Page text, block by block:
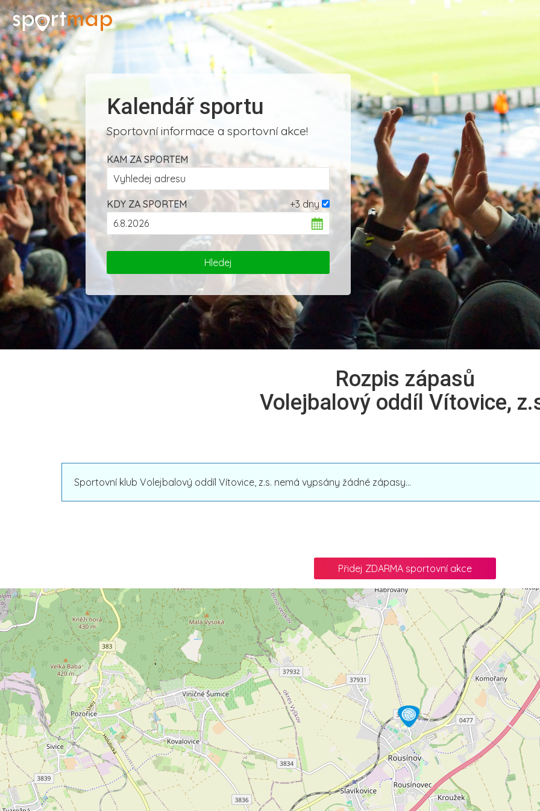
Kalendář sportu
Sportovní informace a sportovní akce!
KAM ZA SPORTEM
+3 dny
KDY ZA SPORTEM
Rozpis zápasů
Volejbalový oddíl Vítovice,
Sportovní klub Volejbalový oddíl Vítovice, z.s. nemá vypsány žádné zápasy...
Přidej ZDARMA sportovní akce